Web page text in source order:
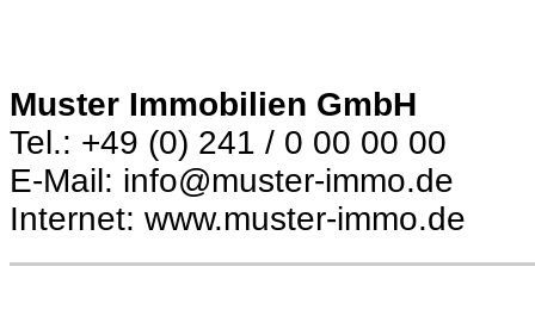
Muster Immobilien GmbH
Tel.: +49 (0) 241 / 0 00 00 00
E-Mail: info@muster-immo.de
Internet: www.muster-immo.de